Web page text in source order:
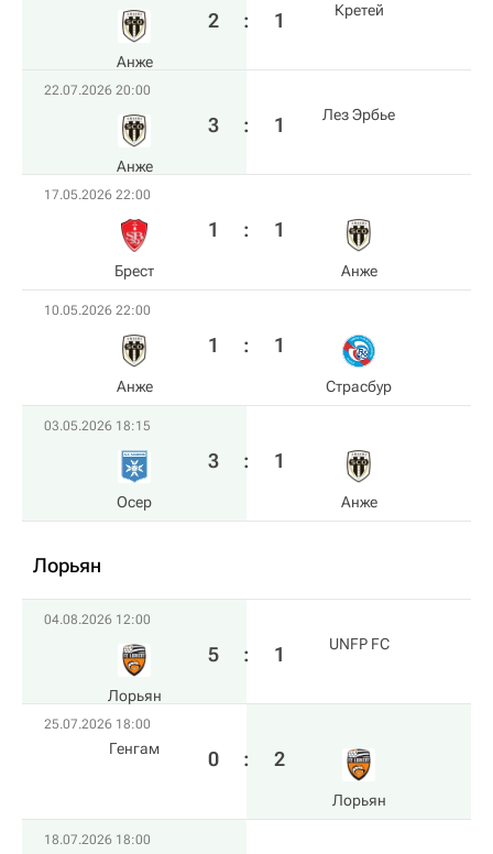
Анже
2 : 1 Кретей
22.07.2026 20:00
Анже
3 : 1 Лез Эрбье
17.05.2026 22:00
Брест
1 : 1
Анже
10.05.2026 22:00
Анже
1 : 1
Страсбур
03.05.2026 18:15
Осер
3 : 1
Анже
Лорьян
04.08.2026 12:00
Лорьян
5 : 1 UNFP FC
25.07.2026 18:00
Генгам 0 : 2
Лорьян
18.07.2026 18:00